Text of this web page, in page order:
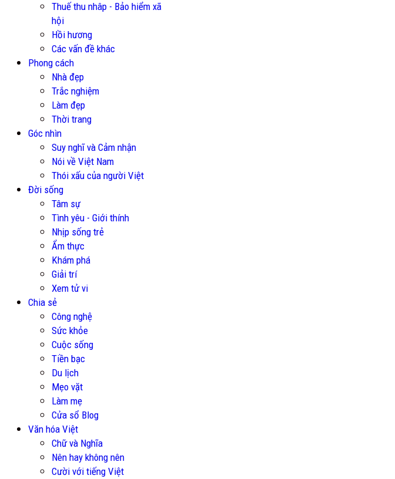
Thuế thu nhâp - Bảo hiểm xã
hội
Hồi hương
Các vấn đề khác
Phong cách
Nhà đẹp
Trắc nghiệm
Làm đẹp
Thời trang
Góc nhìn
Suy nghĩ và Cảm nhận
Nói về Việt Nam
Thói xấu của người Việt
Đời sống
Tâm sự
Tình yêu - Giới thính
Nhịp sống trẻ
Ẩm thực
Khám phá
Giải trí
Xem tử vi
Chia sẻ
Công nghệ
Sức khỏe
Cuộc sống
Tiền bạc
Du lịch
Mẹo vặt
Làm mẹ
Cửa sổ Blog
Văn hóa Việt
Chữ và Nghĩa
Nên hay không nên
Cười với tiếng Việt